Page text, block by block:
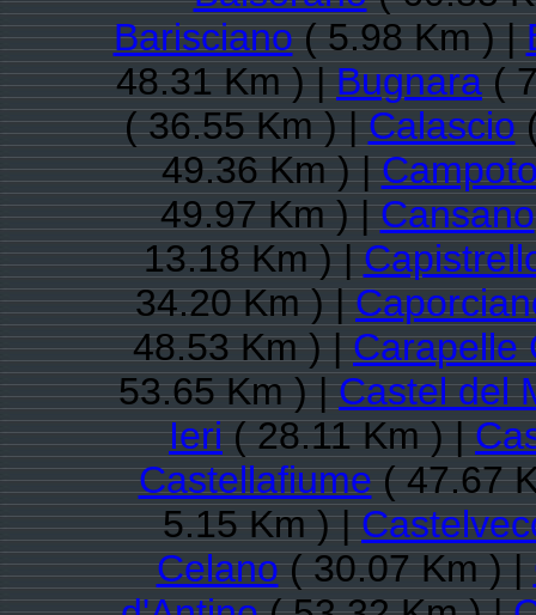
Barisciano( 5.98 Km ) |
48.31 Km ) |Bugnara(
( 36.55 Km ) |Calascio
49.36 Km ) |
49.97 Km ) |Cansano
13.18 Km ) |
34.20 Km ) |
48.53 Km ) |Carapelle
53.65 Km ) |Castel del
Ieri( 28.11 Km ) |
Castellafiume( 47.67
5.15 Km ) |
Celano( 30.07 Km ) |